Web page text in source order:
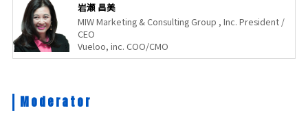
岩瀬 昌美
MIW Marketing & Consulting Group , Inc. President /
CEO
Vueloo, inc. COO/CMO
Moderator